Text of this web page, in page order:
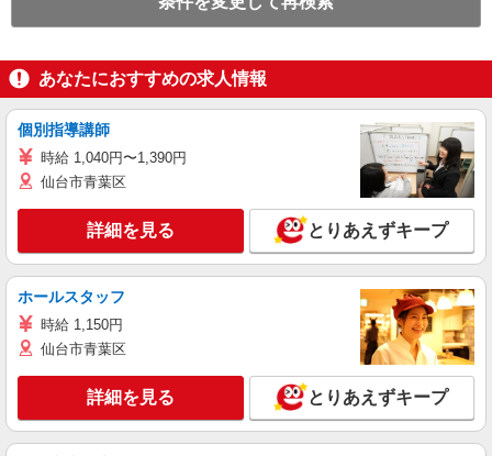
あなたにおすすめの求人情報
個別指導講師
時給 1,040円〜1,390円
仙台市青葉区
詳細を見る とりあえずキープ
ホールスタッフ
時給 1,150円
仙台市青葉区
詳細を見る とりあえずキープ